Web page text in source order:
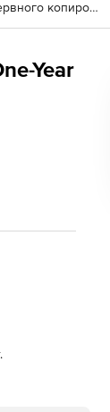
Программное обеспечение для резервного копирования
Year